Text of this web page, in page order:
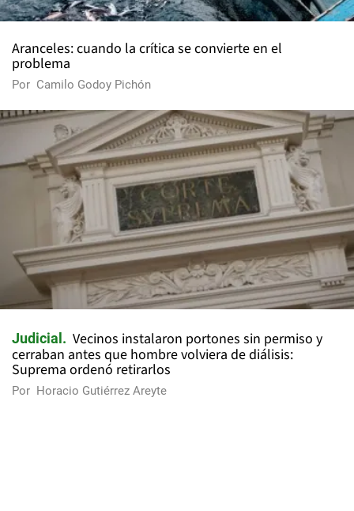
Aranceles: cuando la crítica se convierte en el
problema
Por Camilo Godoy Pichón
Judicial
Vecinos instalaron portones sin permiso y
cerraban antes que hombre volviera de diálisis:
Suprema ordenó retirarlos
Por Horacio Gutiérrez Areyte